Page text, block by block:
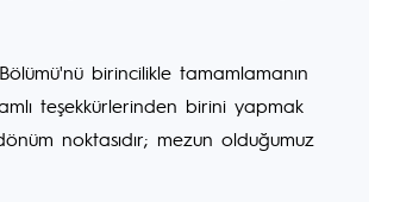
birincilikle tamamlamanın
teşekkürlerinden birini yapmak
noktasıdır; mezun olduğumuz